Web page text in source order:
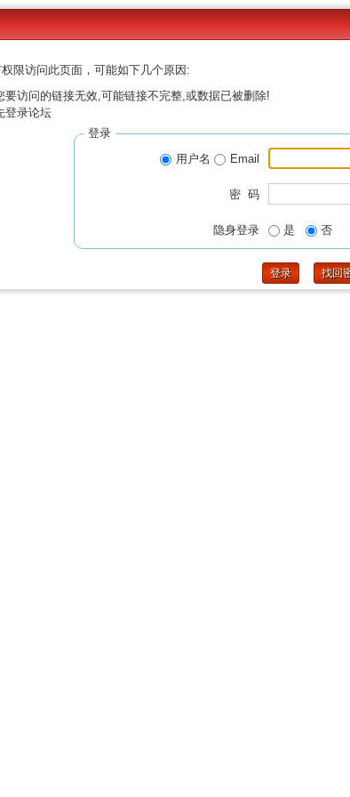
限访问此页面，可能如下几个原因:
要访问的链接无效,可能链接不完整,或数据已被删除!
登录论坛
登录
用户名
Email
密 码
隐身登录 是 否